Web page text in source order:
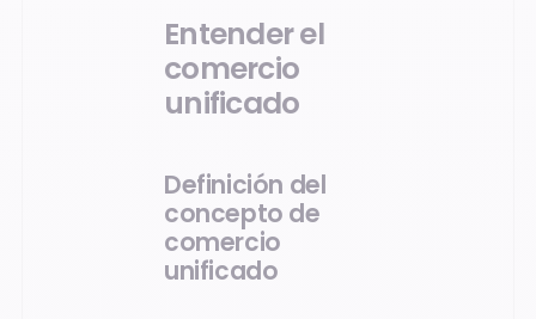
Entender el
comercio
unificado
Definición del
concepto de
comercio
unificado